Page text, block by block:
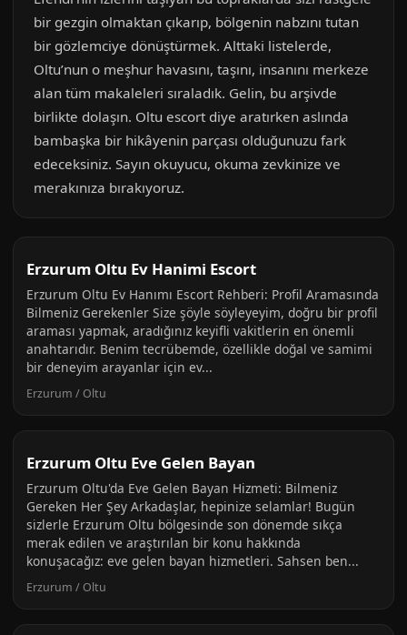
bir gezgin olmaktan çıkarıp, bölgenin nabzını tutan
bir gözlemciye dönüştürmek. Alttaki listelerde,
Oltu’nun o meşhur havasını, taşını, insanını merkeze
alan tüm makaleleri sıraladık. Gelin, bu arşivde
birlikte dolaşın. Oltu escort diye aratırken aslında
bambaşka bir hikâyenin parçası olduğunuzu fark
edeceksiniz. Sayın okuyucu, okuma zevkinize ve
merakınıza bırakıyoruz.
Erzurum Oltu Ev Hanimi Escort
Erzurum Oltu Ev Hanımı Escort Rehberi: Profil Aramasında
Bilmeniz Gerekenler Size şöyle söyleyeyim, doğru bir profil
araması yapmak, aradığınız keyifli vakitlerin en önemli
anahtarıdır. Benim tecrübemde, özellikle doğal ve samimi
bir deneyim arayanlar için ev...
Erzurum / Oltu
Erzurum Oltu Eve Gelen Bayan
Erzurum Oltu'da Eve Gelen Bayan Hizmeti: Bilmeniz
Gereken Her Şey Arkadaşlar, hepinize selamlar! Bugün
sizlerle Erzurum Oltu bölgesinde son dönemde sıkça
merak edilen ve araştırılan bir konu hakkında
konuşacağız: eve gelen bayan hizmetleri. Sahsen ben...
Erzurum / Oltu